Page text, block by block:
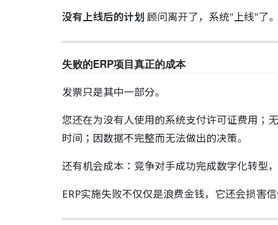
没有上线后的计划 顾问离开了，系统"上线"了
失败的ERP项目真正的成本
发票只是其中一部分。
您还在为没有人使用的系统支付许可证费用；
时间；因数据不完整而无法做出的决策。
还有机会成本：竞争对手成功完成数字化转型
ERP实施失败不仅仅是浪费金钱，它还会损害